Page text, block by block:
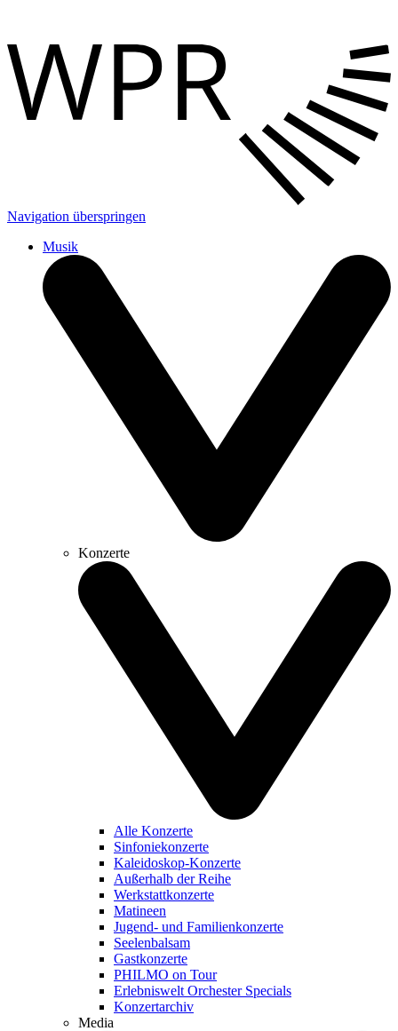
Navigation überspringen
Musik
Konzerte
Alle Konzerte
Sinfoniekonzerte
Kaleidoskop-Konzerte
Außerhalb der Reihe
Werkstattkonzerte
Matineen
Jugend- und Familienkonzerte
Seelenbalsam
Gastkonzerte
PHILMO on Tour
Erlebniswelt Orchester Specials
Konzertarchiv
Media